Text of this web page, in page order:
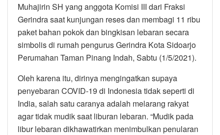
Muhajirin SH yang anggota Komisi III dari Fraksi
Gerindra saat kunjungan reses dan membagi 11 ribu
paket bahan pokok dan bingkisan lebaran secara
simbolis di rumah pengurus Gerindra Kota Sidoarjo
Perumahan Taman Pinang Indah, Sabtu (1/5/2021).
Oleh karena itu, dirinya mengingatkan supaya
penyebaran COVID-19 di Indonesia tidak seperti di
India, salah satu caranya adalah melarang rakyat
agar tidak mudik saat liburan lebaran. “Mudik pada
libur lebaran dikhawatirkan menimbulkan penularan